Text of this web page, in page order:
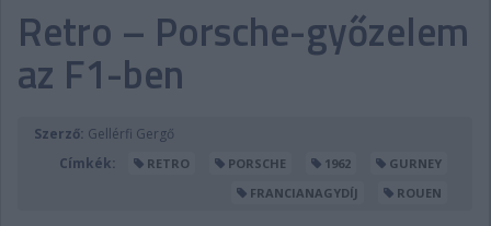
PODCAST
SHOP
TIPPJÁTÉK
DIGITÁLIS MAGAZIN
Retro – Porsche-győzelem
az F1-ben
Szerző: Gellérfi Gergő
Címkék:
RETRO PORSCHE 1962
GURNEY
FRANCIANAGYDÍJ
ROUEN